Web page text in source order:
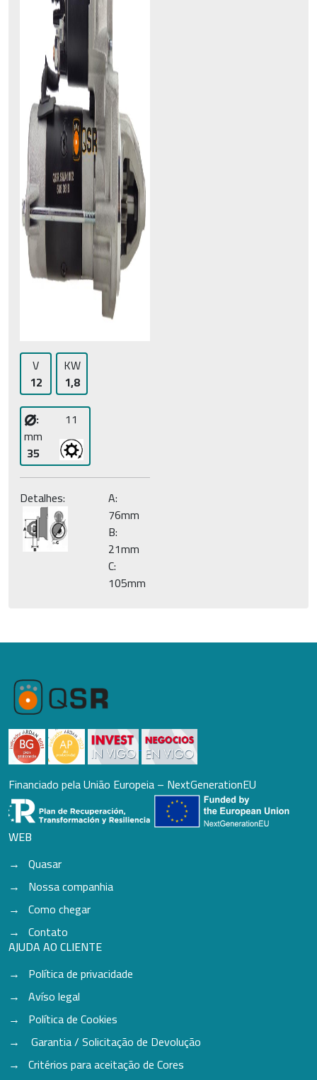
V
12
KW
1,8
⌀:
mm
35
11
Detalhes:
A:
76mm
B:
21mm
C:
105mm
Financiado pela União Europeia – NextGenerationEU
WEB
Quasar
Nossa companhia
Como chegar
Contato
AJUDA AO CLIENTE
Política de privacidade
Avíso legal
Política de Cookies
Garantia / Solicitação de Devolução
Critérios para aceitação de Cores